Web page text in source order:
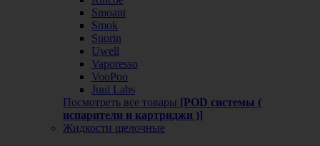
Smoant
Smok
Suorin
Uwell
Vaporesso
VooPoo
Juul Labs
Посмотреть все товары [POD системы (
испарители и картриджи )]
Жидкости щелочные